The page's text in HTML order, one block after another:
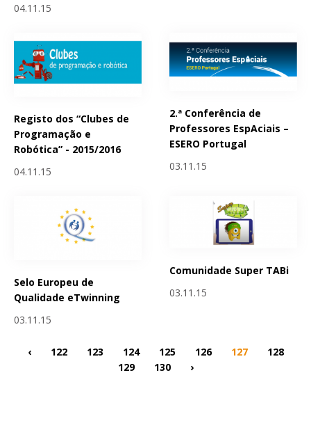
04.11.15
Registo dos “Clubes de
Programação e
Robótica” - 2015/2016
04.11.15
2.ª Conferência de
Professores EspAciais –
ESERO Portugal
03.11.15
Selo Europeu de
Qualidade eTwinning
03.11.15
Comunidade Super TABi
03.11.15
‹ 122 123 124 125 126 127
128
129
130 ›